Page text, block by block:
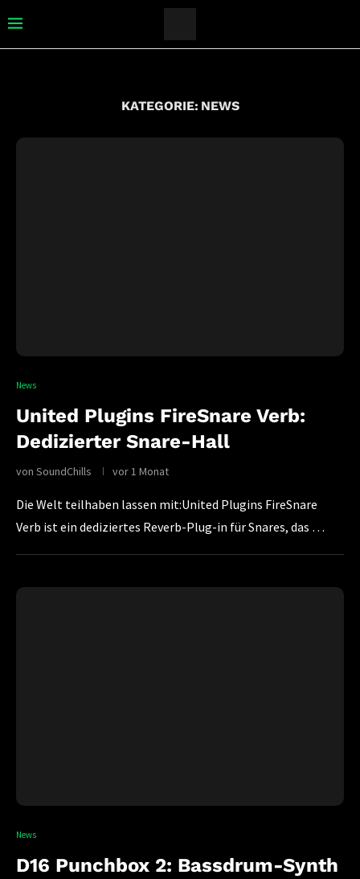
KATEGORIE: NEWS
News
United Plugins FireSnare Verb:
Dedizierter Snare-Hall
von SoundChills vor 1 Monat
Die Welt teilhaben lassen mit:United Plugins FireSnare
Verb ist ein dediziertes Reverb-Plug-in für Snares, das …
News
D16 Punchbox 2: Bassdrum-Synth